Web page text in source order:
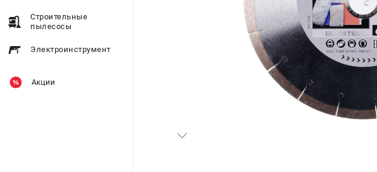
Строительные
пылесосы
Электроинструмент
Акции